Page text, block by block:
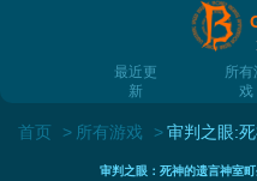
最近更
新
所有
戏
首页 所有游戏 审判之眼:
审判之眼：死神的遗言神室